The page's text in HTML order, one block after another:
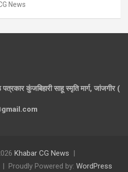
News
पत्रकार कुंजबिहारी साहू स्मृति मार्ग, जांजगीर (
Khabar CG News
Proudly Powered by: WordPress